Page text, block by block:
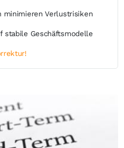
minimieren Verlustrisiken
stabile Geschäftsmodelle